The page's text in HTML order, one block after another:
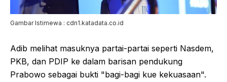
Gambar Istimewa : cdn1.katadata.co.id
Adib melihat masuknya partai-partai seperti Nasdem,
PKB, dan PDIP ke dalam barisan pendukung
Prabowo sebagai bukti "bagi-bagi kue kekuasaan".